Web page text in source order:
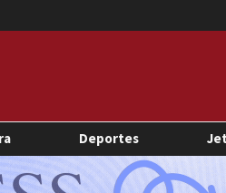
Deportes